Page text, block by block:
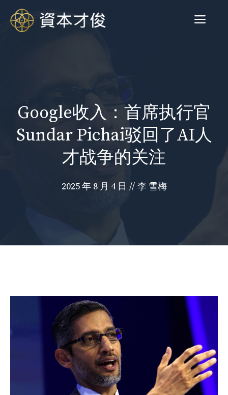
菜
Google收入：首席执行官
Sundar Pichai驳回了AI人
才战争的关注
2025 年 8 月 4 日 // 李 雪梅